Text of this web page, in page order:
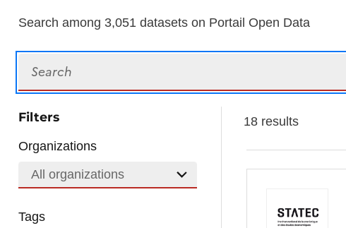
Search among 3,051 datasets on Portail Open Data
Filters
Organizations
All organizations
Tags
18 results